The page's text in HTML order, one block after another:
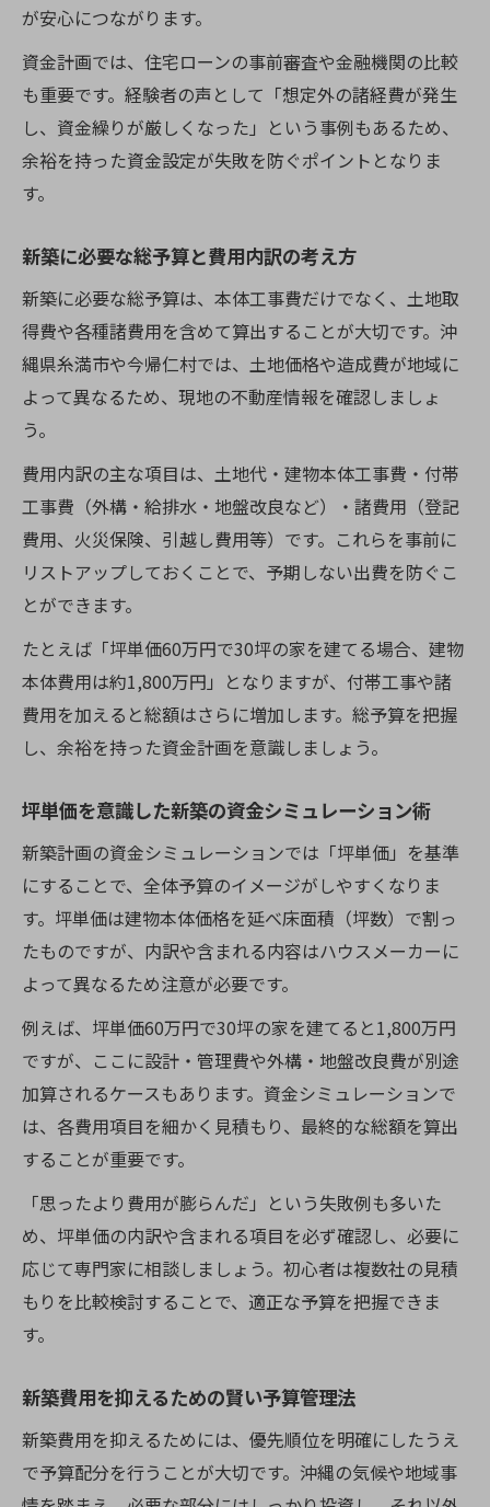
が安心につながります。
資金計画では、住宅ローンの事前審査や金融機関の比較
も重要です。経験者の声として「想定外の諸経費が発生
し、資金繰りが厳しくなった」という事例もあるため、
余裕を持った資金設定が失敗を防ぐポイントとなりま
す。
新築に必要な総予算と費用内訳の考え方
新築に必要な総予算は、本体工事費だけでなく、土地取
得費や各種諸費用を含めて算出することが大切です。沖
縄県糸満市や今帰仁村では、土地価格や造成費が地域に
よって異なるため、現地の不動産情報を確認しましょ
う。
費用内訳の主な項目は、土地代・建物本体工事費・付帯
工事費（外構・給排水・地盤改良など）・諸費用（登記
費用、火災保険、引越し費用等）です。これらを事前に
リストアップしておくことで、予期しない出費を防ぐこ
とができます。
たとえば「坪単価60万円で30坪の家を建てる場合、建物
本体費用は約1,800万円」となりますが、付帯工事や諸
費用を加えると総額はさらに増加します。総予算を把握
し、余裕を持った資金計画を意識しましょう。
坪単価を意識した新築の資金シミュレーション術
新築計画の資金シミュレーションでは「坪単価」を基準
にすることで、全体予算のイメージがしやすくなりま
す。坪単価は建物本体価格を延べ床面積（坪数）で割っ
たものですが、内訳や含まれる内容はハウスメーカーに
よって異なるため注意が必要です。
例えば、坪単価60万円で30坪の家を建てると1,800万円
ですが、ここに設計・管理費や外構・地盤改良費が別途
加算されるケースもあります。資金シミュレーションで
は、各費用項目を細かく見積もり、最終的な総額を算出
することが重要です。
「思ったより費用が膨らんだ」という失敗例も多いた
め、坪単価の内訳や含まれる項目を必ず確認し、必要に
応じて専門家に相談しましょう。初心者は複数社の見積
もりを比較検討することで、適正な予算を把握できま
す。
新築費用を抑えるための賢い予算管理法
新築費用を抑えるためには、優先順位を明確にしたうえ
で予算配分を行うことが大切です。沖縄の気候や地域事